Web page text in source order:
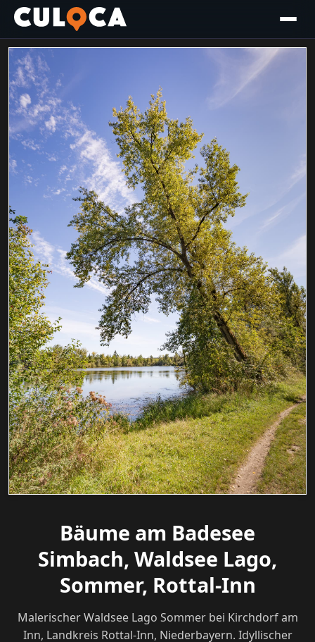
Bäume am Badesee
Simbach, Waldsee Lago,
Sommer, Rottal-Inn
Malerischer Waldsee Lago Sommer bei Kirchdorf am
Inn, Landkreis Rottal-Inn, Niederbayern. Idyllischer